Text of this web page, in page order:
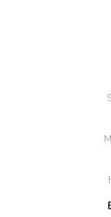
EROL ÇAKMAK | 26/